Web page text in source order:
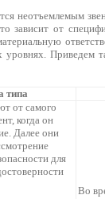
неотъемлемым
зависит от
Приведем
типа
от самого
когда он
Далее они
для
Во